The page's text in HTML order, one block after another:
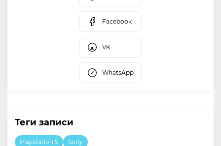
Facebook
VK
WhatsApp
Теги записи
Playstation 5 Sony